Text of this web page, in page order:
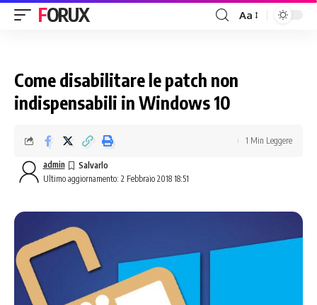
FORUX Aa
Come disabilitare le patch non
indispensabili in Windows 10
Ultimo aggiornamento: 2 Febbraio 2018 18:51
admin
1 Min Leggere